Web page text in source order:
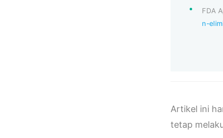
FDA
n-
Artikel ini
tetap